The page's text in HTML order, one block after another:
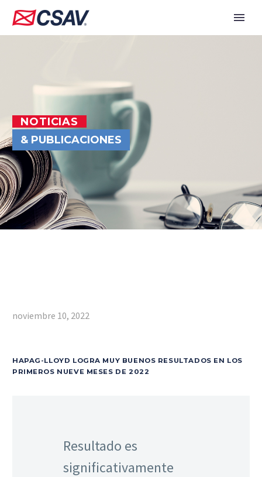
NOTICIAS
& PUBLICACIONES
noviembre 10, 2022
HAPAG-LLOYD LOGRA MUY BUENOS RESULTADOS EN LOS
PRIMEROS NUEVE MESES DE 2022
Resultado es
significativamente